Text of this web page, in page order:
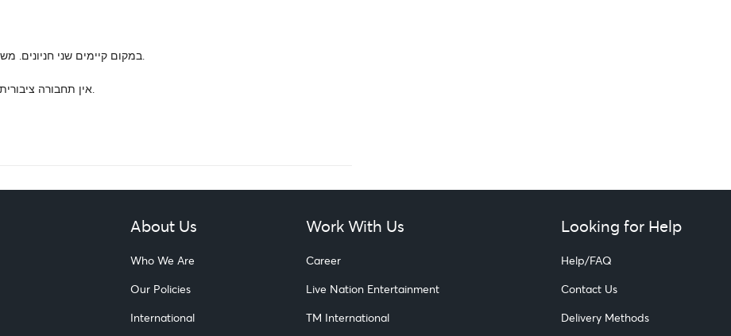
* במקום קיימים שני חניונים. משניהם תהיה הליכה רגלית למופע, מומלץ להגיע בנעליים נוחות.
* אין תחבורה ציבורית המגיעה למתחם ההר. הגעה באמצעות רכבים פרטיים בלבד.
About Us
Who We Are
Our Policies
International
Work With Us
Career
Live Nation Entertainment
TM International
Looking for Help
Help/FAQ
Contact Us
Delivery Methods